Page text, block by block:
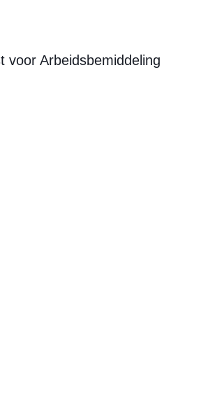
voor Arbeidsbemiddeling